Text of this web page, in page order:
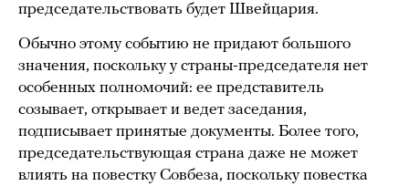
председательствовать будет Швейцария.
Обычно этому событию не придают большого
значения, поскольку у страны-председателя нет
особенных полномочий: ее представитель
созывает, открывает и ведет заседания,
подписывает принятые документы. Более того,
председательствующая страна даже не может
влиять на повестку Совбеза, поскольку повестка